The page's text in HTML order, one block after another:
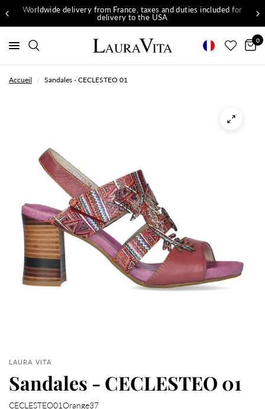
Worldwide delivery from France, taxes and duties included for
delivery to the USA
0
Accueil / Sandales - CECLESTEO 01
LAURA VITA
Sandales - CECLESTEO 01
CECLESTEO01Orange37